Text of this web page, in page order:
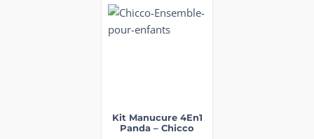
Kit Manucure 4En1
Panda – Chicco